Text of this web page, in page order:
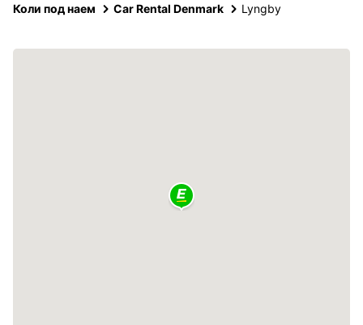
Коли под наем Car Rental Denmark Lyngby